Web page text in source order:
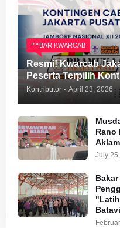
KABAR KWARCAB
Resmi! Kwarcab
Peserta Terpilih
Kontributor - April 23, 2026
Rano
July